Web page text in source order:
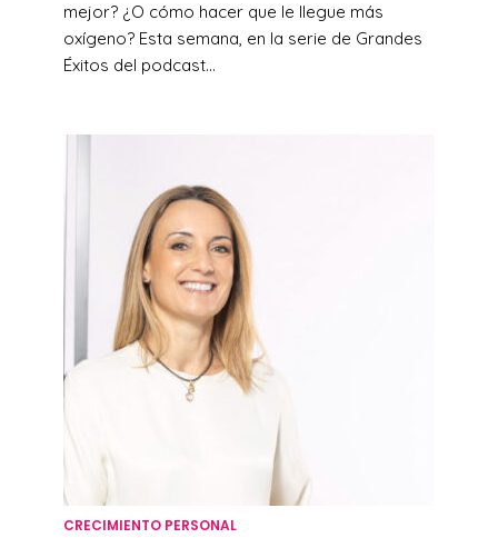
mejor? ¿O cómo hacer que le llegue más
oxígeno? Esta semana, en la serie de Grandes
Éxitos del podcast...
CRECIMIENTO PERSONAL